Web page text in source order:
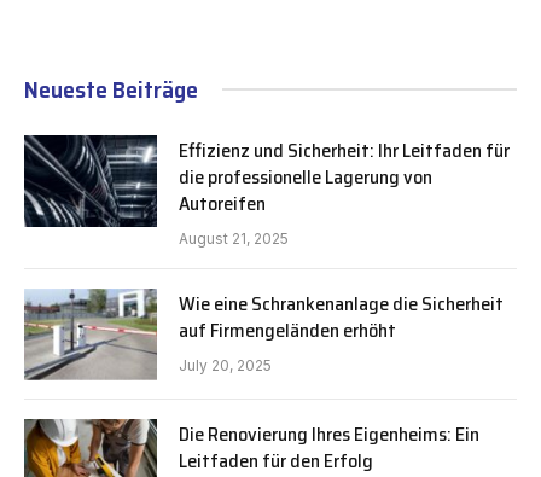
Neueste Beiträge
Effizienz und Sicherheit: Ihr Leitfaden für
die professionelle Lagerung von
Autoreifen
August 21, 2025
Wie eine Schrankenanlage die Sicherheit
auf Firmengeländen erhöht
July 20, 2025
Die Renovierung Ihres Eigenheims: Ein
Leitfaden für den Erfolg